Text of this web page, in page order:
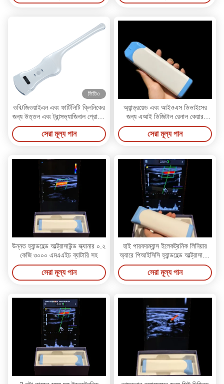
ভিডিও
ওবি/জিওয়াইএন এবং ফার্টিলিটি ক্লিনিকের
জন্য উত্তল এবং ট্রান্সভ্যাজিনাল প্রোবের
সাথে ডুয়াল হেড ওয়্যারলেস আল্ট্রাসাউন্ড
স্ক্যানার
সেরা মূল্য পান
অ্যান্ড্রয়েড এবং আইওএস ডিভাইসের
জন্য এআই ডিজিটাল রেনাল কেয়ার
হ্যান্ডহেল্ড আল্ট্রাসাউন্ড স্ক্যানার
সেরা মূল্য পান
উন্নত হ্যান্ডহেল্ড আল্ট্রাসাউন্ড স্ক্যানার ০.২
কেজি ৩০০০ এমএএইচ ব্যাটারি সহ
সেরা মূল্য পান
হাই পারফরম্যান্স ইলেকট্রনিক লিনিয়ার
অ্যারে পিআইসিসি হ্যান্ডহেল্ড আল্ট্রাসাউন্ড
স্ক্যানার
সেরা মূল্য পান